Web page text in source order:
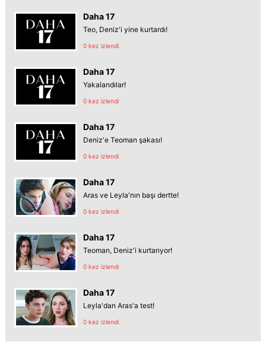
Daha 17
Teo, Deniz'i yine kurtardı!
0 kez izlendi
Daha 17
Yakalandılar!
0 kez izlendi
Daha 17
Deniz'e Teoman şakası!
0 kez izlendi
Daha 17
Aras ve Leyla'nın başı dertte!
0 kez izlendi
Daha 17
Teoman, Deniz'i kurtarıyor!
0 kez izlendi
Daha 17
Leyla'dan Aras'a test!
0 kez izlendi